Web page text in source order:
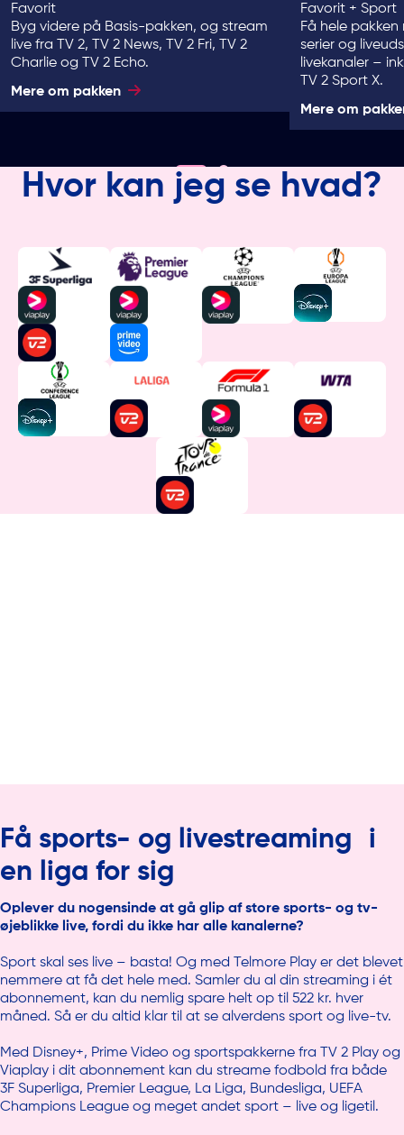
Favorit
Byg videre på Basis-pakken, og stream
live fra TV 2, TV 2 News, TV 2 Fri, TV 2
Charlie og TV 2 Echo.
Mere om pakken
Favorit + Sport
Få hele
serier og
livekanaler –
TV 2 Sport X.
Mere om
Hvor kan jeg se hvad?
Få sports- og livestreaming i
en liga for sig
Oplever du nogensinde at gå glip af store sports- og tv-
øjeblikke live, fordi du ikke har alle kanalerne?
Sport skal ses live – basta! Og med Telmore Play er det blevet
nemmere at få det hele med. Samler du al din streaming i ét
abonnement, kan du nemlig spare helt op til 522 kr. hver
måned. Så er du altid klar til at se alverdens sport og live-tv.
Med Disney+, Prime Video og sportspakkerne fra TV 2 Play og
Viaplay i dit abonnement kan du streame fodbold fra både
3F Superliga, Premier League, La Liga, Bundesliga, UEFA
Champions League og meget andet sport – live og ligetil.